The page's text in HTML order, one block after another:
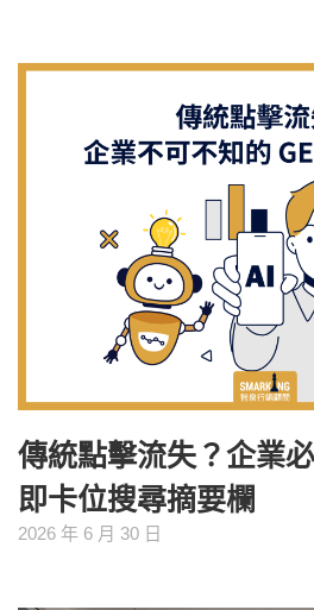
傳統點擊流失？企業
即卡位搜尋摘要欄
2026 年 6 月 30 日